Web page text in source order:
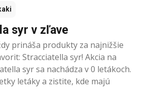
syr v zľave
prináša produkty za najnižšie
Stracciatella syr! Akcia na
syr sa nachádza v 0 letákoch.
letáky a zistite, kde majú